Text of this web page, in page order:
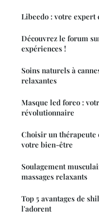
Libeedo : votre expert
Découvrez le forum
expériences !
Soins naturels à
relaxantes
Masque led foreo :
révolutionnaire
Choisir un
votre bien-être
Soulagement
massages relaxants
Top 5 avantages de
l'adorent